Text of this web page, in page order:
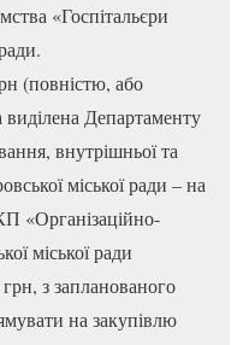
«Госпітальєри
(повністю, або
Департаменту
внутрішньої та
міської ради – на
«Організаційно-
міської ради
з запланованого
на закупівлю